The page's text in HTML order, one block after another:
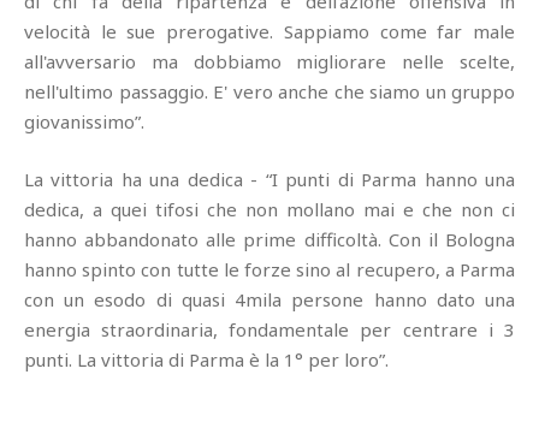
velocità le sue prerogative. Sappiamo come far male
all'avversario ma dobbiamo migliorare nelle scelte,
nell'ultimo passaggio. E' vero anche che siamo un gruppo
giovanissimo”.
La vittoria ha una dedica - “I punti di Parma hanno una
dedica, a quei tifosi che non mollano mai e che non ci
hanno abbandonato alle prime difficoltà. Con il Bologna
hanno spinto con tutte le forze sino al recupero, a Parma
con un esodo di quasi 4mila persone hanno dato una
energia straordinaria, fondamentale per centrare i 3
punti. La vittoria di Parma è la 1° per loro”.